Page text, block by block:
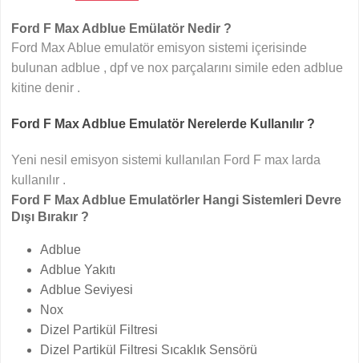
Ford F Max Adblue Emülatör Nedir ?
Ford Max Ablue emulatör emisyon sistemi içerisinde
bulunan adblue , dpf ve nox parçalarını simile eden adblue
kitine denir .
Ford F Max Adblue Emulatör Nerelerde Kullanılır ?
Yeni nesil emisyon sistemi kullanılan Ford F max larda
kullanılır .
Ford F Max Adblue Emulatörler Hangi Sistemleri Devre
Dışı Bırakır ?
Adblue
Adblue Yakıtı
Adblue Seviyesi
Nox
Dizel Partikül Filtresi
Dizel Partikül Filtresi Sıcaklık Sensörü